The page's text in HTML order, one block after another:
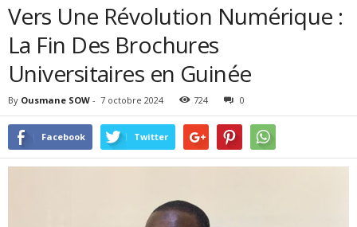
Vers Une Révolution Numérique :
La Fin Des Brochures
Universitaires en Guinée
By Ousmane SOW - 7 octobre 2024 724 0
Facebook Twitter